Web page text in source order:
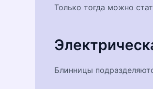
Только тогда можно
Блинницы